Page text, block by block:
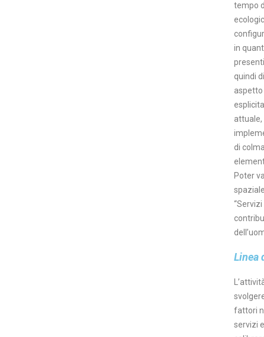
tempo
in
quindi
aspetto
attuale,
di
Poter
Linea
fattori
servizi
come
di
line